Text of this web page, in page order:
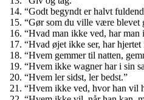
“Godt begyndt er halvt
“Gør som du ville være blevet
“Hvad man ikke ved, har man
“Hvad øjet ikke ser, har
“Hvem gemmer til natten,
“Hvem ikke wagner har i sin
“Hvem ler sidst, ler bedst.”
“Hvem ikke ved, hvor han vil